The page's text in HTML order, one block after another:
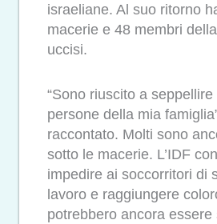
israeliane. Al suo ritorno
macerie e 48 membri
uccisi.
“Sono riuscito a
persone della mia
raccontato. Molti sono
sotto le macerie. L’IDF
impedire ai soccorritori di
lavoro e raggiungere
potrebbero ancora essere